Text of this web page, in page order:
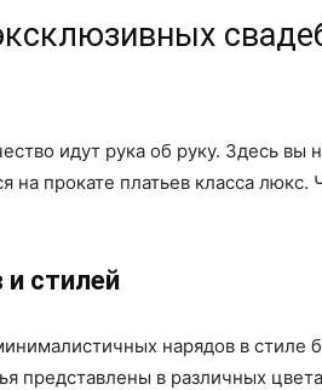
идут рука об руку. Здесь вы
на прокате платьев класса люкс.
стилей
нарядов в стиле
представлены в различных